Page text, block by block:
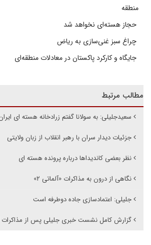
منطقه
حجاز هسته‌ای نخواهد شد
چراغ سبز غنی‌سازی به ریاض
جایگاه و کارکرد پاکستان در معادلات منطقه‌ای
مطالب مرتبط
سعیدجلیلی: به سولانا گفتم زرادخانه هسته ای
جزئیات دیدار سران با رهبر انقلاب از زبان ولایتی
نظر بعضی کاندیداها درباره پرونده هسته ای
نگاهی از درون به مذاکرات «آلماتی ۲»
جلیلی: اعتمادسازی جاده دوطرفه است
گزارش کامل نشست خبری جلیلی پس از مذاکرات